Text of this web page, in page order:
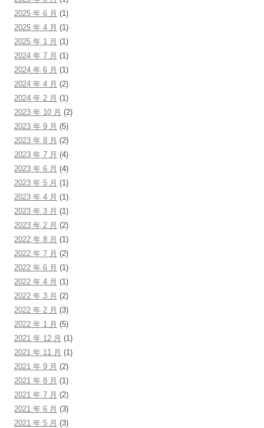
2025 年 6 月 (1)
2025 年 4 月 (1)
2025 年 1 月 (1)
2024 年 7 月 (1)
2024 年 6 月 (1)
2024 年 4 月 (2)
2024 年 2 月 (1)
2023 年 10 月 (2)
2023 年 9 月 (5)
2023 年 8 月 (2)
2023 年 7 月 (4)
2023 年 6 月 (4)
2023 年 5 月 (1)
2023 年 4 月 (1)
2023 年 3 月 (1)
2023 年 2 月 (2)
2022 年 8 月 (1)
2022 年 7 月 (2)
2022 年 6 月 (1)
2022 年 4 月 (1)
2022 年 3 月 (2)
2022 年 2 月 (3)
2022 年 1 月 (5)
2021 年 12 月 (1)
2021 年 11 月 (1)
2021 年 9 月 (2)
2021 年 8 月 (1)
2021 年 7 月 (2)
2021 年 6 月 (3)
2021 年 5 月 (3)